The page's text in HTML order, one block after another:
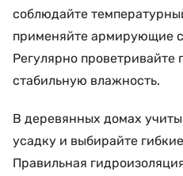
соблюдайте
применяйте армирующие
Регулярно
стабильную влажность.
В деревянных домах
усадку и выбирайте
Правильная